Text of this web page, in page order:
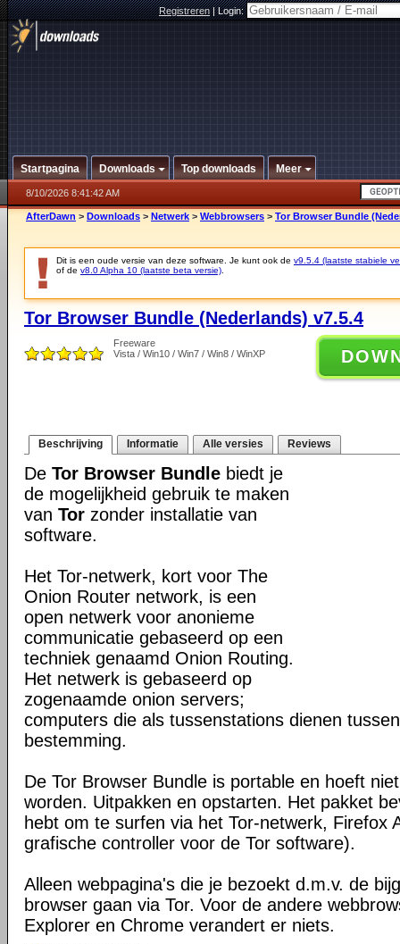
Registreren|Login:
Startpagina Downloads Top downloads Meer
8/10/2026 8:41:42 AM
AfterDawn > Downloads > Netwerk > Webbrowsers > Tor Browser Bundle
Dit is een oude versie van deze software. Je kunt ook de v9.5.4 (laatste stabiele
of de v8.0 Alpha 10 (laatste beta versie)
Tor Browser Bundle (Nederlands) v7.5.4
Freeware
Vista / Win10 / Win7 / Win8 / WinXP
Beschrijving Informatie Alle versies Reviews
De Tor Browser Bundle biedt je
de mogelijkheid gebruik te maken
van Tor zonder installatie van
software.
Het Tor-netwerk, kort voor The
Onion Router network, is een
open netwerk voor anonieme
communicatie gebaseerd op een
techniek genaamd Onion Routing.
Het netwerk is gebaseerd op
zogenaamde onion servers;
computers die als tussenstations dienen
bestemming.
De Tor Browser Bundle is portable en hoeft
worden. Uitpakken en opstarten. Het pakket
hebt om te surfen via het Tor-netwerk, Firefox
grafische controller voor de Tor software).
Alleen webpagina's die je bezoekt d.m.v. de
browser gaan via Tor. Voor de andere
Explorer en Chrome verandert er niets.